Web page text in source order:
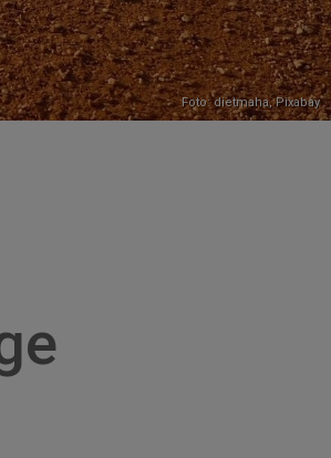
Foto: dietmaha,Pixabay